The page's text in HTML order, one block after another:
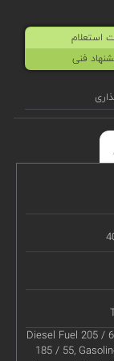
استعلام
فنی
Diesel Fuel 205 /
185 / 55,